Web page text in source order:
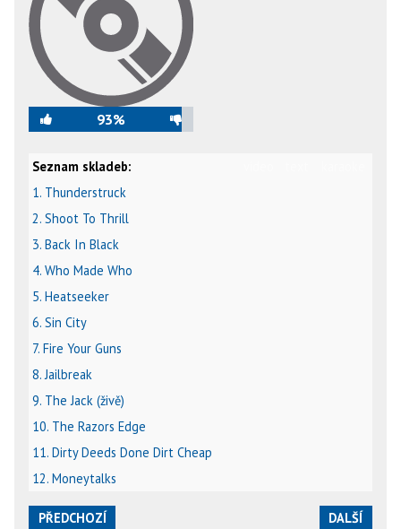
93%
Seznam skladeb:
1. Thunderstruck
2. Shoot To Thrill
3. Back In Black
4. Who Made Who
5. Heatseeker
6. Sin City
7. Fire Your Guns
8. Jailbreak
9. The Jack (živě)
10. The Razors Edge
11. Dirty Deeds Done Dirt Cheap
12. Moneytalks
PŘEDCHOZÍ DALŠÍ